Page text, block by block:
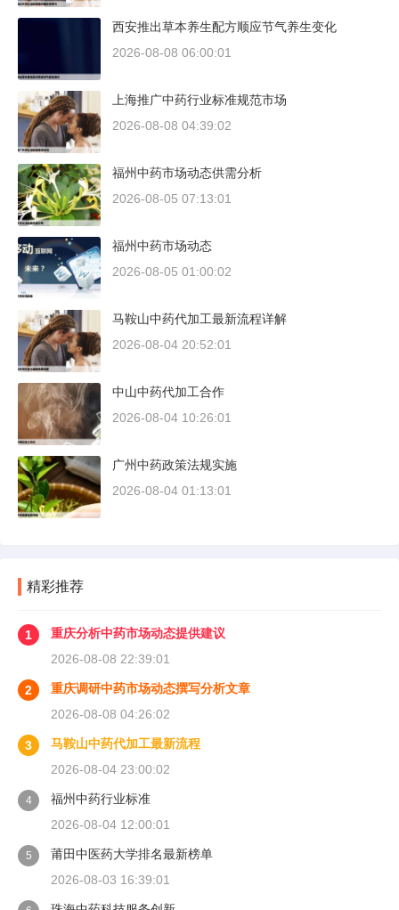
西安推出草本养生配方顺应节气养生变化
2026-08-08 06:00:01
上海推广中药行业标准规范市场
2026-08-08 04:39:02
福州中药市场动态供需分析
2026-08-05 07:13:01
福州中药市场动态
2026-08-05 01:00:02
马鞍山中药代加工最新流程详解
2026-08-04 20:52:01
中山中药代加工合作
2026-08-04 10:26:01
广州中药政策法规实施
2026-08-04 01:13:01
精彩推荐
1
重庆分析中药市场动态提供建议
2026-08-08 22:39:01
2
重庆调研中药市场动态撰写分析文章
2026-08-08 04:26:02
3
马鞍山中药代加工最新流程
2026-08-04 23:00:02
4
福州中药行业标准
2026-08-04 12:00:01
5
莆田中医药大学排名最新榜单
2026-08-03 16:39:01